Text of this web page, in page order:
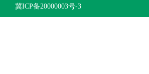
冀ICP备20000003号-3